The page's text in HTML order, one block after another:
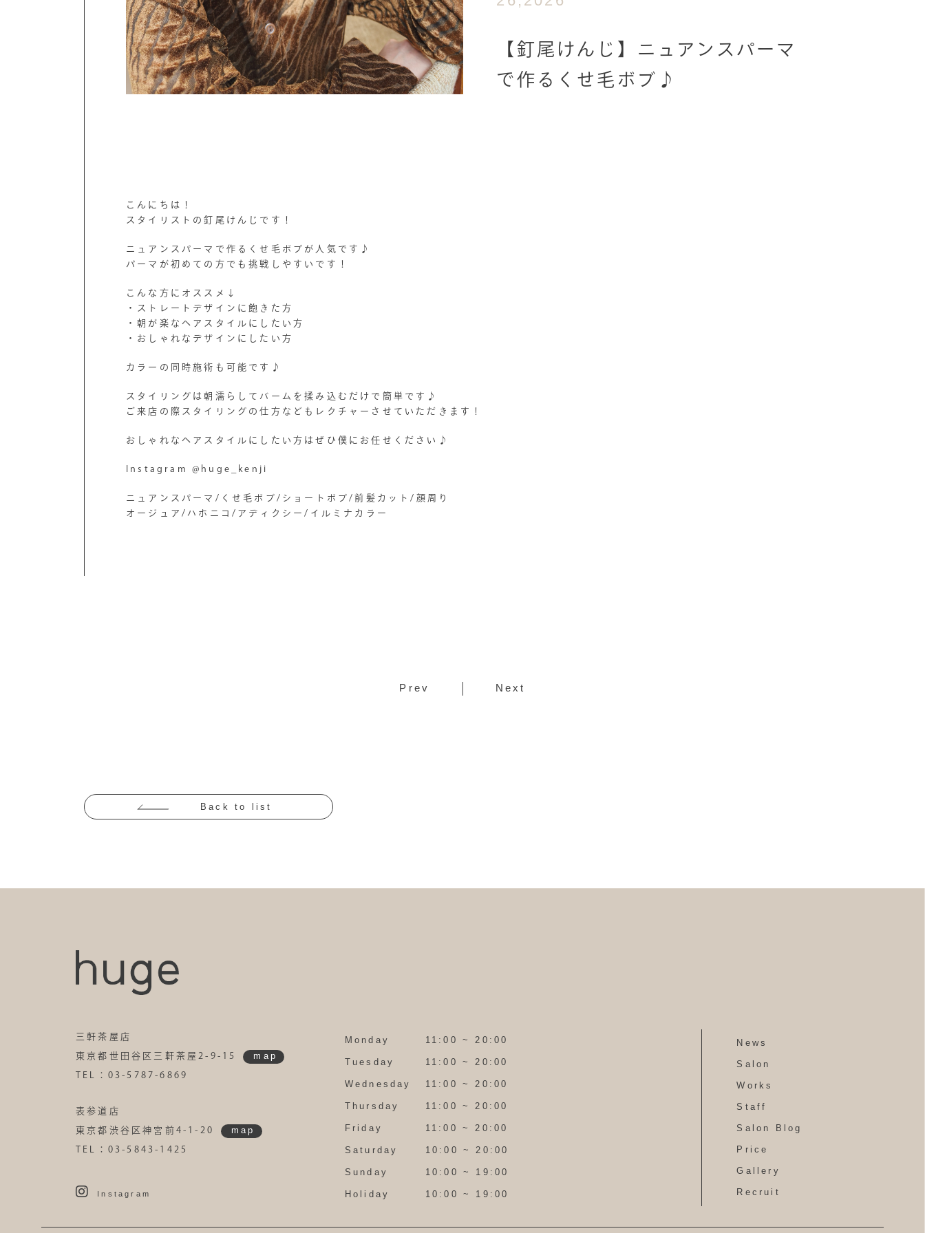
【釘尾けんじ】ニュアンスパーマ
で作るくせ毛ボブ♪
こんにちは！
スタイリストの釘尾けんじです！
ニュアンスパーマで作るくせ毛ボブが人気です♪
パーマが初めての方でも挑戦しやすいです！
こんな方にオススメ↓
・ストレートデザインに飽きた方
・朝が楽なヘアスタイルにしたい方
・おしゃれなデザインにしたい方
カラーの同時施術も可能です♪
スタイリングは朝濡らしてバームを揉み込むだけで簡単です♪
ご来店の際スタイリングの仕方などもレクチャーさせていただきます！
おしゃれなヘアスタイルにしたい方はぜひ僕にお任せください♪
Instagram @huge_kenji
ニュアンスパーマ/くせ毛ボブ/ショートボブ/前髪カット/顔周り
オージュア/ハホニコ/アディクシー/イルミナカラー
Prev Next
Back to list
三軒茶屋店
東京都世田谷区三軒茶屋2-9-15 map
TEL：03-5787-6869
表参道店
東京都渋谷区神宮前4-1-20 map
TEL：03-5843-1425
Instagram
Monday 11:00 ~ 20:00
Tuesday 11:00 ~ 20:00
Wednesday 11:00 ~ 20:00
Thursday 11:00 ~ 20:00
Friday 11:00 ~ 20:00
Saturday 10:00 ~ 20:00
Sunday 10:00 ~ 19:00
Holiday 10:00 ~ 19:00
News
Salon
Works
Staff
Salon Blog
Price
Gallery
Recruit